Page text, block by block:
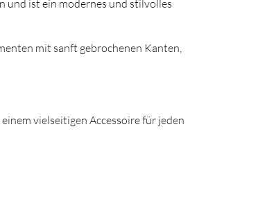
und ist ein modernes und stilvolles
mit sanft gebrochenen Kanten,
vielseitigen Accessoire für jeden